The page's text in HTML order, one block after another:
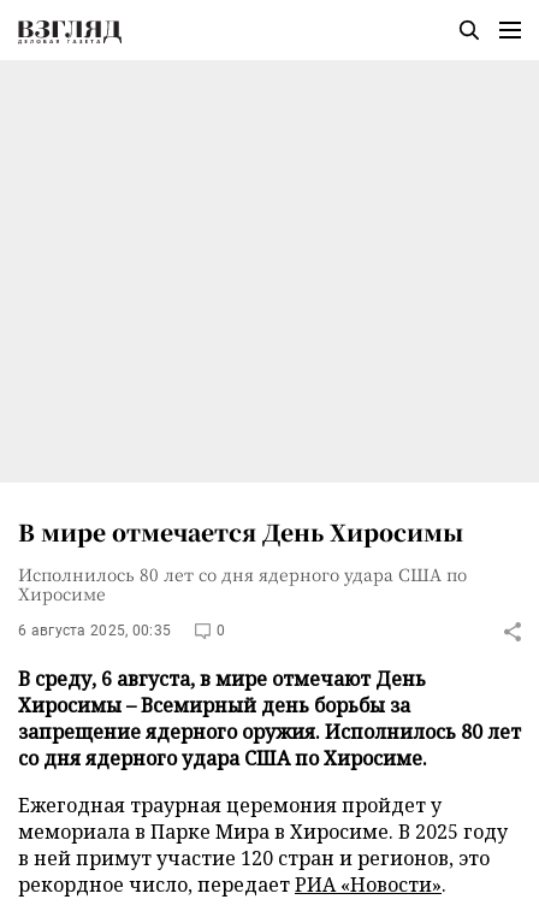
В мире отмечается День Хиросимы
Исполнилось 80 лет со дня ядерного удара США по
Хиросиме
6 августа 2025, 00:35 0
В среду, 6 августа, в мире отмечают День
Хиросимы – Всемирный день борьбы за
запрещение ядерного оружия. Исполнилось 80 лет
со дня ядерного удара США по Хиросиме.
Ежегодная траурная церемония пройдет у
мемориала в Парке Мира в Хиросиме. В 2025 году
в ней примут участие 120 стран и регионов, это
рекордное число, передаетРИА «Новости».